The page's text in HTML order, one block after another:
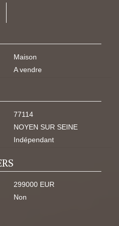
Maison
A vendre
77114
NOYEN SUR SEINE
Indépendant
299000 EUR
Non